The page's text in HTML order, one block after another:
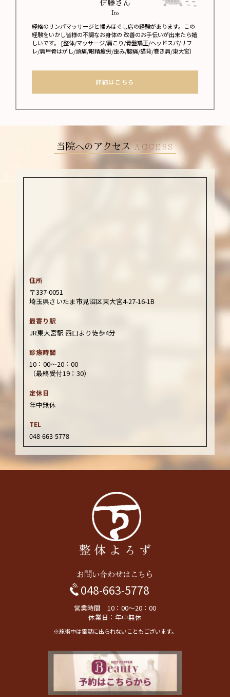
Ito
経絡のリンパマッサージと揉みほぐし店の経験があります。この
経験をいかし皆様の不調なお身体の 改善のお手伝いが出来たら嬉
しいです。 [整体/マッサージ/肩こり/骨盤矯正/ヘッドスパ/リフ
レ/肩甲骨はがし/頭痛/眼精疲労/歪み/腰痛/猫背/巻き肩/東大宮〕
詳細はこちら
当院へのアクセス ACCESS
住所
〒337-0051
埼玉県さいたま市見沼区東大宮4-27-16-1B
最寄り駅
JR東大宮駅 西口より徒歩4分
診療時間
10：00～20：00
（最終受付19：30）
定休日
年中無休
TEL
048-663-5778
お問い合わせはこちら
048-663-5778
営業時間 10：00～20：00
休業日：年中無休
※施術中は電話に出られないこともございます。